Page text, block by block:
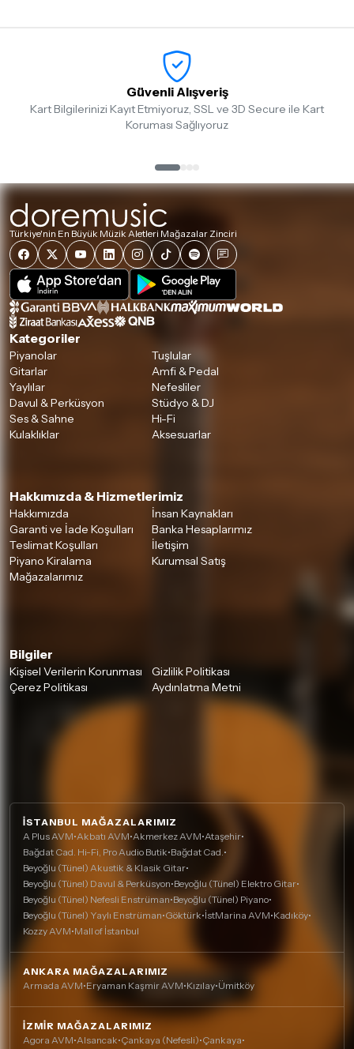
Güvenli Alışveriş
Kart Bilgilerinizi Kayıt Etmiyoruz, SSL ve 3D Secure ile Kart
Koruması Sağlıyoruz
Türkiye'nin En Büyük Müzik Aletleri Mağazalar Zinciri
Kategoriler
Piyanolar
Tuşlular
Gitarlar
Amfi & Pedal
Yaylılar
Nefesliler
Davul & Perküsyon
Stüdyo & DJ
Ses & Sahne
Hi-Fi
Kulaklıklar
Aksesuarlar
Hakkımızda & Hizmetlerimiz
Hakkımızda
İnsan Kaynakları
Garanti ve İade Koşulları
Banka Hesaplarımız
Teslimat Koşulları
İletişim
Piyano Kiralama
Kurumsal Satış
Mağazalarımız
Bilgiler
Kişisel Verilerin Korunması
Gizlilik Politikası
Çerez Politikası
Aydınlatma Metni
İSTANBUL MAĞAZALARIMIZ
A Plus AVM•Akbatı AVM•Akmerkez AVM•Ataşehir•
Bağdat Cad. Hi-Fi, Pro Audio Butik•Bağdat Cad.•
Beyoğlu (Tünel) Akustik & Klasik Gitar•
Beyoğlu (Tünel) Davul & Perküsyon•Beyoğlu (Tünel) Elektro Gitar•
Beyoğlu (Tünel) Nefesli Enstrüman•Beyoğlu (Tünel) Piyano•
Beyoğlu (Tünel) Yaylı Enstrüman•Göktürk•İstMarina AVM•Kadıköy•
Kozzy AVM•Mall of İstanbul
ANKARA MAĞAZALARIMIZ
Armada AVM•Eryaman Kaşmir AVM•Kızılay•Ümitköy
İZMIR MAĞAZALARIMIZ
Agora AVM•Alsancak•Çankaya (Nefesli)•Çankaya•